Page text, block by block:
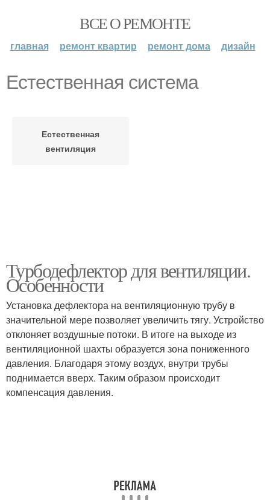
ВСЕ О РЕМОНТЕ
главная ремонт квартир ремонт дома дизайн
Естественная система
Естественная
вентиляция
Турбодефлектор для вентиляции.
Особенности
Установка дефлектора на вентиляционную трубу в
значительной мере позволяет увеличить тягу. Устройство
отклоняет воздушные потоки. В итоге на выходе из
вентиляционной шахты образуется зона пониженного
давления. Благодаря этому воздух, внутри трубы
поднимается вверх. Таким образом происходит
компенсация давления.